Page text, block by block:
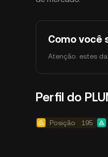
Como você
Atenção: estes
Perfil do
Posição 195